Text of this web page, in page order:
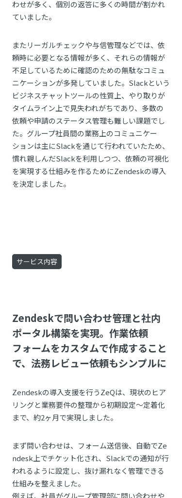
わせが多く、個別の返答に多くの時間が割かれ
ていました。
またリーガルチェックや与信管理などでは、依
頼時に必要となる情報が多く、それらの情報が
不足しているために確認のための無駄なコミュ
ニケーションが多発していました。Slackという
ビジネスチャットツールの性質上、やり取りが
タイムライン上で見失われがちであり、多数の
依頼や申請のステータス管理も難しい課題でし
た。グループ社員間の業務上のコミュニケー
ションは主にSlackを通じて行われていたため、
慣れ親しんだSlackを利用しつつ、依頼の可視化
を実現する仕組みを作るためにZendeskの導入
を決定しました。
サービス内容
Zendeskで問い合わせ管理と社内
ポータル構築を実現。作業依頼
フォームをカスタムで作成すること
で、法務レビュー依頼もシンプルに
Zendeskの導入支援を行うZeQは、現状のヒア
リングと業務要件の整理から初期設定〜定着化
まで、約2ヶ月で実現しました。
まず問い合わせは、フォーム送信後、自動でZe
ndesk上でチケット化され、Slackでの通知が行
われるように設定し、抜け漏れなく管理できる
仕組みを整えました。
例えば、社員がグループ管理部に問い合わせや